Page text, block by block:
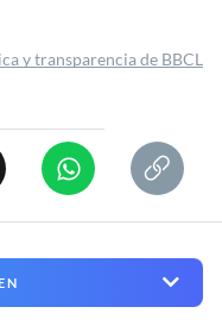
y transparencia de BBCL